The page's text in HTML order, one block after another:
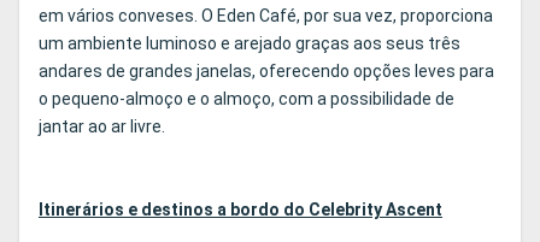
em vários conveses. O Eden Café, por sua vez, proporciona
um ambiente luminoso e arejado graças aos seus três
andares de grandes janelas, oferecendo opções leves para
o pequeno-almoço e o almoço, com a possibilidade de
jantar ao ar livre.
Itinerários e destinos a bordo do Celebrity Ascent